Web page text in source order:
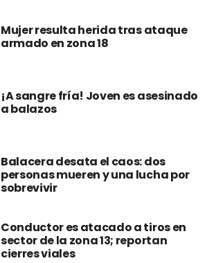
Mujer resulta herida tras ataque
armado en zona 18
¡A sangre fría! Joven es asesinado
a balazos
Balacera desata el caos: dos
personas mueren y una lucha por
sobrevivir
Conductor es atacado a tiros en
sector de la zona 13; reportan
cierres viales